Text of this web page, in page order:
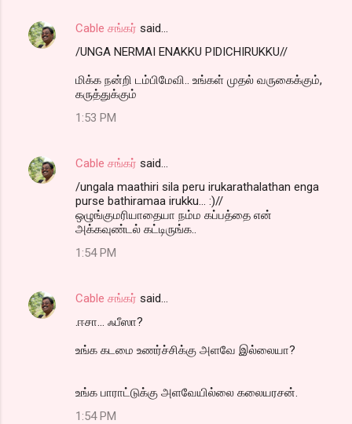
Cable சங்கர் said…
/UNGA NERMAI ENAKKU PIDICHIRUKKU//
மிக்க நன்றி டம்பிமேவி.. உங்கள் முதல் வருகைக்கும்,
கருத்துக்கும்
1:53 PM
Cable சங்கர் said…
/ungala maathiri sila peru irukarathalathan enga
purse bathiramaa irukku... :)//
ஒழுங்குமரியாதையா நம்ம கப்பத்தை என்
அக்கவுண்டல் கட்டிருங்க..
1:54 PM
Cable சங்கர் said…
.ஈசா... ஃபீஸா?
உங்க கடமை உணர்ச்சிக்கு அளவே இல்லையா?
உங்க பாராட்டுக்கு அளவேயில்லை கலையரசன்.
1:54 PM